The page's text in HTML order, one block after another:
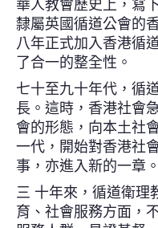
華人教會歷史上，寫
隸屬英國循道公會的
八年正式加入香港循
了合一的整全性。
七十至九十年代，循
長。這時，香港社會
會的形態，向本土社
一代，開始對香港社
事，亦進入新的一章。
三 十年來，循道衛理
育、社會服務方面，